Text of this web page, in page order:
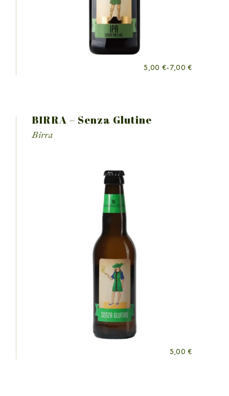
5,00 €-7,00€
BIRRA – Senza Glutine
Birra
5,00€